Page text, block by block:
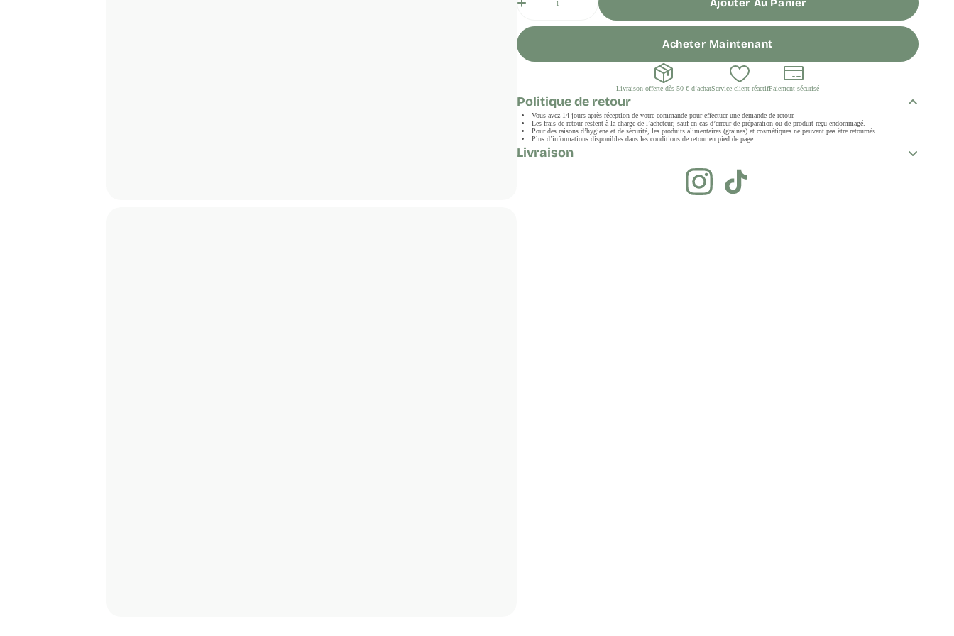
Ajouter Au Panier
Acheter Maintenant
Livraison offerte dès 50 € d’achatService client réactifPaiement sécurisé
Politique de retour
Vous avez 14 jours après réception de votre commande pour effectuer une demande de retour.
Les frais de retour restent à la charge de l’acheteur, sauf en cas d’erreur de préparation ou de produit reçu endommagé.
Pour des raisons d’hygiène et de sécurité, les produits alimentaires (graines) et cosmétiques ne peuvent pas être retournés.
Plus d’informations disponibles dans les conditions de retour en pied de page.
Livraison